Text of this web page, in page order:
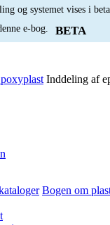
og systemet vises i
e-bog.
BETA
Inddeling af
Bogen om